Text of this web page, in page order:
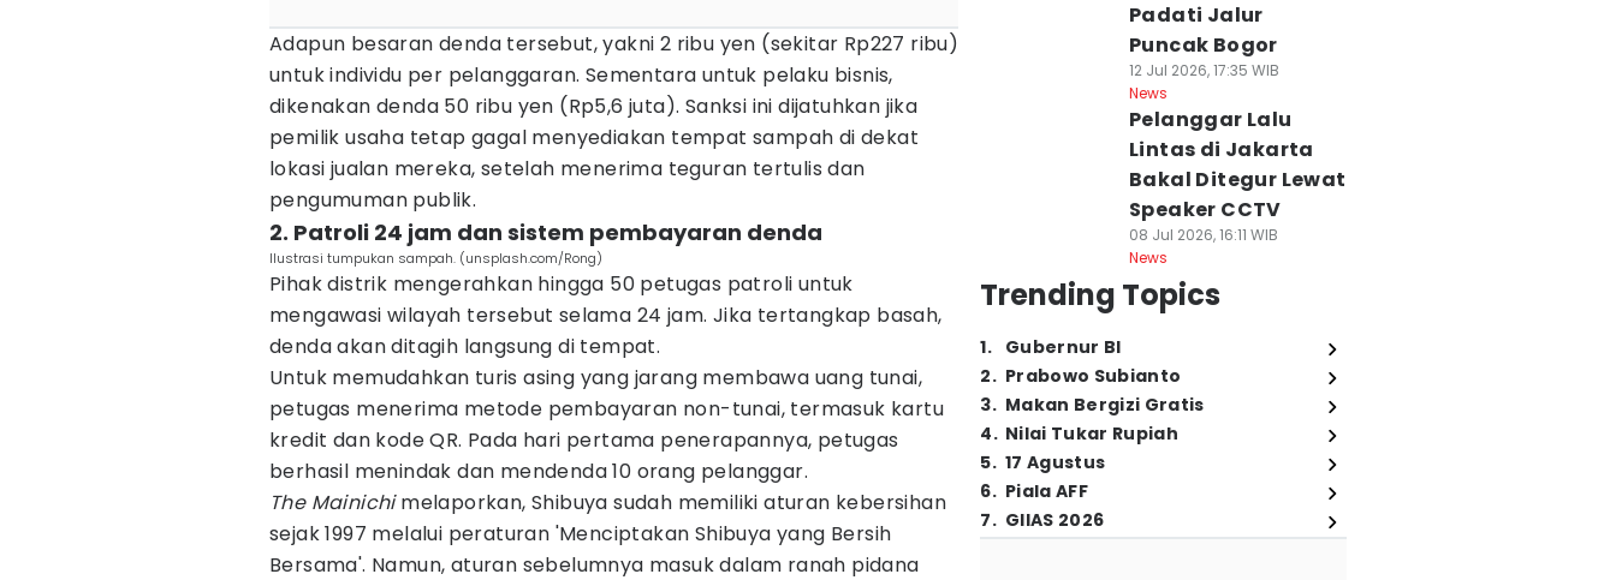
Adapun besaran denda tersebut, yakni 2 ribu yen (sekitar Rp227 ribu)
untuk individu per pelanggaran. Sementara untuk pelaku bisnis,
dikenakan denda 50 ribu yen (Rp5,6 juta). Sanksi ini dijatuhkan jika
pemilik usaha tetap gagal menyediakan tempat sampah di dekat
lokasi jualan mereka, setelah menerima teguran tertulis dan
pengumuman publik.
2. Patroli 24 jam dan sistem pembayaran denda
Ilustrasi tumpukan sampah. (unsplash.com/Rong)
Pihak distrik mengerahkan hingga 50 petugas patroli untuk
mengawasi wilayah tersebut selama 24 jam. Jika tertangkap basah,
denda akan ditagih langsung di tempat.
Untuk memudahkan turis asing yang jarang membawa uang tunai,
petugas menerima metode pembayaran non-tunai, termasuk kartu
kredit dan kode QR. Pada hari pertama penerapannya, petugas
berhasil menindak dan mendenda 10 orang pelanggar.
The Mainichimelaporkan, Shibuya sudah memiliki aturan kebersihan
sejak 1997 melalui peraturan 'Menciptakan Shibuya yang Bersih
Bersama'. Namun, aturan sebelumnya masuk dalam ranah pidana
Padati Jalur
Puncak Bogor
12 Jul 2026, 17:35 WIB
News
Pelanggar Lalu
Lintas di Jakarta
Bakal Ditegur Lewat
Speaker CCTV
08 Jul 2026, 16:11 WIB
News
Trending Topics
1. Gubernur BI
2. Prabowo Subianto
3. Makan Bergizi Gratis
4. Nilai Tukar Rupiah
5. 17 Agustus
6. Piala AFF
7. GIIAS 2026